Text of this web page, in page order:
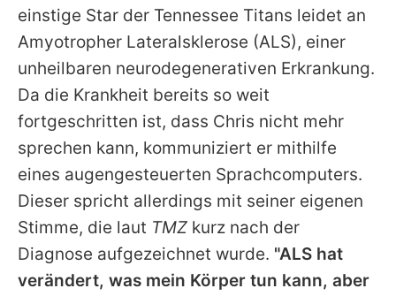
Redaktionelle Richtlinien
Impressum
Datenschutzerklärung
Nutzungsbedingungen
Utiq verwalten
einstige Star der Tennessee Titans leidet an
Amyotropher Lateralsklerose (ALS), einer
unheilbaren neurodegenerativen Erkrankung.
Da die Krankheit bereits so weit
fortgeschritten ist, dass Chris nicht mehr
sprechen kann, kommuniziert er mithilfe
eines augengesteuerten Sprachcomputers.
Dieser spricht allerdings mit seiner eigenen
Stimme, die laut TMZ kurz nach der
Diagnose aufgezeichnet wurde. "ALS hat
verändert, was mein Körper tun kann, aber